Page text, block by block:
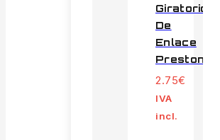
Giratorio
De
Enlace
Preston
2.75€
IVA
incl.